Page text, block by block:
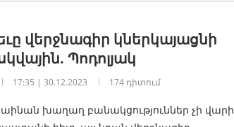
վերջնագիր կներկայացնի
Պոդոլյակ
17:35 | 30.12.2023 174 դիտում
խաղաղ բանակցություններ չի վարի